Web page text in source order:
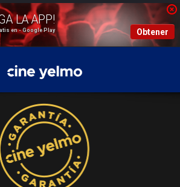
en - Google Play Obtener